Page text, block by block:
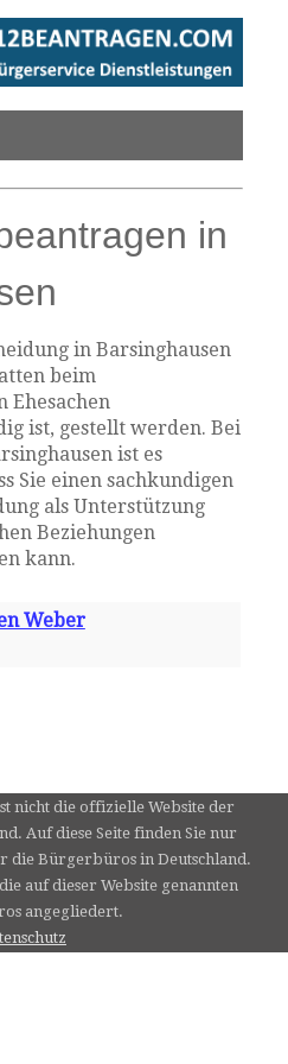
in
in Barsinghausen
beim
Ehesachen
ist, gestellt werden. Bei
ist es
Sie einen sachkundigen
als Unterstützung
Beziehungen
kann.
Weber
nicht die offizielle Website der
Auf diese Seite finden Sie nur
die Bürgerbüros in Deutschland.
auf dieser Website genannten
angegliedert.